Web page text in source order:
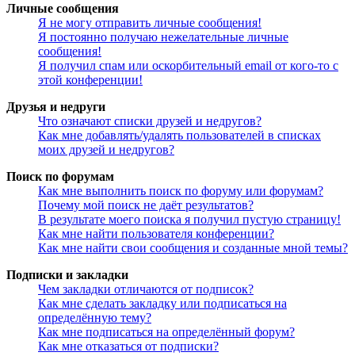
Личные сообщения
Я не могу отправить личные сообщения!
Я постоянно получаю нежелательные личные
сообщения!
Я получил спам или оскорбительный email от кого-то с
этой конференции!
Друзья и недруги
Что означают списки друзей и недругов?
Как мне добавлять/удалять пользователей в списках
моих друзей и недругов?
Поиск по форумам
Как мне выполнить поиск по форуму или форумам?
Почему мой поиск не даёт результатов?
В результате моего поиска я получил пустую страницу!
Как мне найти пользователя конференции?
Как мне найти свои сообщения и созданные мной темы?
Подписки и закладки
Чем закладки отличаются от подписок?
Как мне сделать закладку или подписаться на
определённую тему?
Как мне подписаться на определённый форум?
Как мне отказаться от подписки?